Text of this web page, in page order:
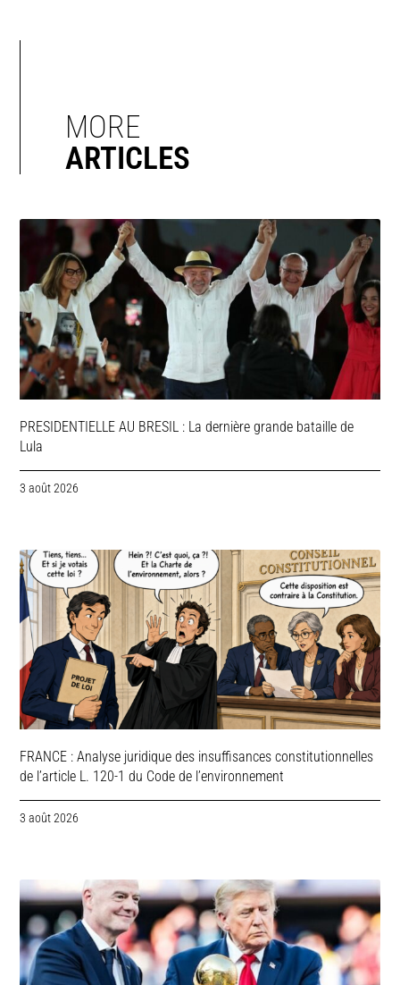
MORE
ARTICLES
PRESIDENTIELLE AU BRESIL : La dernière grande bataille de
Lula
3 août 2026
FRANCE : Analyse juridique des insuffisances constitutionnelles
de l’article L. 120-1 du Code de l’environnement
3 août 2026